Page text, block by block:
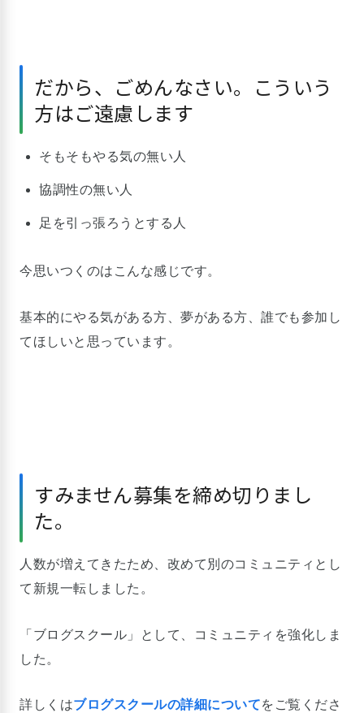
だから、ごめんなさい。こういう
方はご遠慮します
そもそもやる気の無い人
協調性の無い人
足を引っ張ろうとする人
今思いつくのはこんな感じです。
基本的にやる気がある方、夢がある方、誰でも参加し
てほしいと思っています。
すみません募集を締め切りまし
た。
人数が増えてきたため、改めて別のコミュニティとし
て新規一転しました。
「ブログスクール」として、コミュニティを強化しま
した。
詳しくはブログスクールの詳細についてをご覧くださ